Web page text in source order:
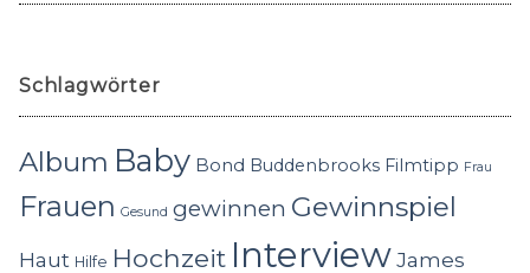
Schlagwörter
Album Baby Bond Buddenbrooks Filmtipp Frau
Frauen Gesund gewinnen Gewinnspiel
Haut Hilfe Hochzeit InterviewJames